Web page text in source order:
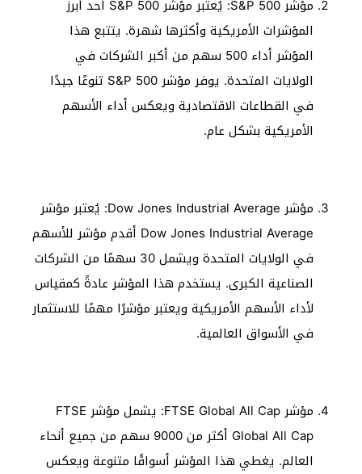
مؤشر S&P 500: يُعتبر مؤشر S&P 500 أحد أبرز
المؤشرات الأمريكية وأكثرها شهرة. يتتبع هذا
المؤشر أداء 500 سهم من أكبر الشركات في
الولايات المتحدة. يوفر مؤشر S&P 500 تنوعًا جيدًا
في القطاعات الاقتصادية ويعكس أداء الأسهم
الأمريكية بشكل عام.
مؤشر Dow Jones Industrial Average: يُعتبر مؤشر
Dow Jones Industrial Average أقدم مؤشر للأسهم
في الولايات المتحدة ويشمل 30 سهمًا من الشركات
الصناعية الكبرى. يستخدم هذا المؤشر عادةً كمقياس
لأداء الأسهم الأمريكية ويعتبر مؤشرًا مهمًا للاستثمار
في الأسواق العالمية.
مؤشر FTSE Global All Cap: يشمل مؤشر FTSE
Global All Cap أكثر من 9000 سهم من جميع أنحاء
العالم. يغطي هذا المؤشر أسواقًا متنوعة ويعكس